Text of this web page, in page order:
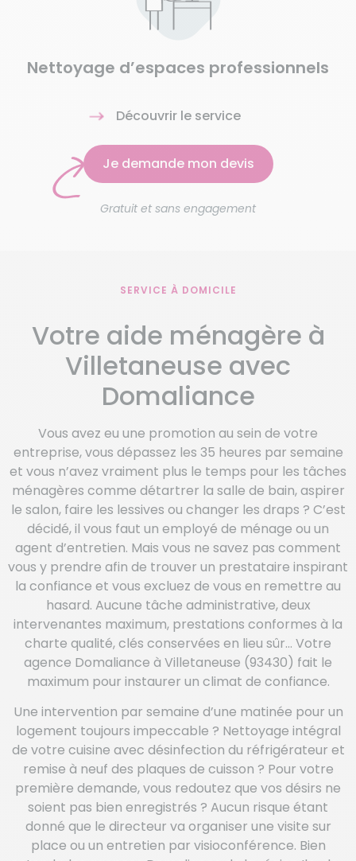
Nettoyage d’espaces professionnels
Découvrir le service
Je demande mon devis
Gratuit et sans engagement
SERVICE À DOMICILE
Votre aide ménagère à
Villetaneuse avec
Domaliance
Vous avez eu une promotion au sein de votre
entreprise, vous dépassez les 35 heures par semaine
et vous n’avez vraiment plus le temps pour les tâches
ménagères comme détartrer la salle de bain, aspirer
le salon, faire les lessives ou changer les draps ? C’est
décidé, il vous faut un employé de ménage ou un
agent d’entretien. Mais vous ne savez pas comment
vous y prendre afin de trouver un prestataire inspirant
la confiance et vous excluez de vous en remettre au
hasard. Aucune tâche administrative, deux
intervenantes maximum, prestations conformes à la
charte qualité, clés conservées en lieu sûr… Votre
agence Domaliance à Villetaneuse (93430) fait le
maximum pour instaurer un climat de confiance.
Une intervention par semaine d’une matinée pour un
logement toujours impeccable ? Nettoyage intégral
de votre cuisine avec désinfection du réfrigérateur et
remise à neuf des plaques de cuisson ? Pour votre
première demande, vous redoutez que vos désirs ne
soient pas bien enregistrés ? Aucun risque étant
donné que le directeur va organiser une visite sur
place ou un entretien par visioconférence. Bien